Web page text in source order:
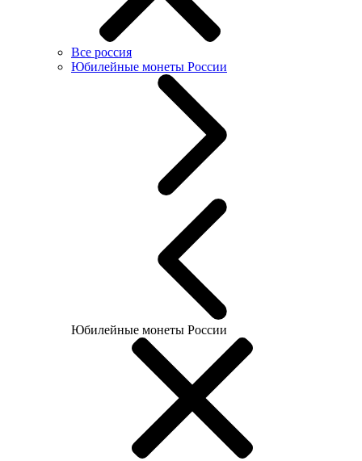
Все россия
Юбилейные монеты России
Юбилейные монеты России